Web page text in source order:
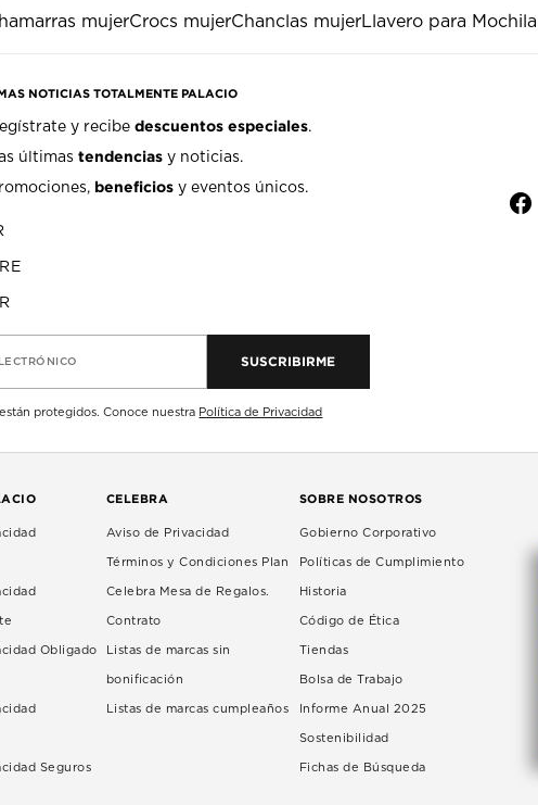
mujerCrocs mujerChanclas mujerLlavero para Mochila
NOTICIAS TOTALMENTE PALACIO
y recibedescuentos especiales.
últimastendencias y noticias.
beneficios y eventos únicos.
SUSCRIBIRME
protegidos. Conoce nuestra Política de Privacidad
f
Obligado
Seguros
CELEBRA
Aviso de Privacidad
Términos y Condiciones Plan
Celebra Mesa de Regalos.
Contrato
Listas de marcas sin
bonificación
Listas de marcas cumpleaños
SOBRE NOSOTROS
Gobierno Corporativo
Políticas de Cumplimiento
Historia
Código de Ética
Tiendas
Bolsa de Trabajo
Informe Anual 2025
Sostenibilidad
Fichas de Búsqueda